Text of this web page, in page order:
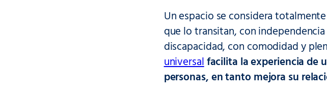
Un espacio se considera
que lo transitan, con
discapacidad, con comodidad y
universalfacilita la experiencia de
personas, en tanto mejora su